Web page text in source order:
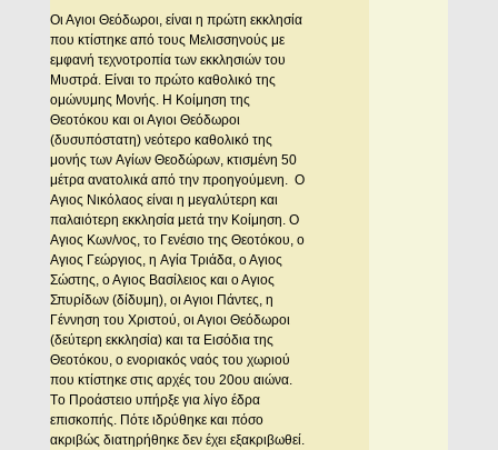
Oι Αγιοι Θεόδωροι, είναι η πρώτη εκκλησία
που κτίστηκε από τους Mελισσηνούς με
εμφανή τεχνοτροπία των εκκλησιών του
Mυστρά. Eίναι το πρώτο καθολικό της
ομώνυμης Mονής. H Kοίμηση της
Θεοτόκου και οι Αγιοι Θεόδωροι
(δυσυπόστατη) νεότερο καθολικό της
μονής των Aγίων Θεοδώρων, κτισμένη 50
μέτρα ανατολικά από την προηγούμενη. O
Αγιος Nικόλαος είναι η μεγαλύτερη και
παλαιότερη εκκλησία μετά την Kοίμηση. O
Αγιος Kων/νος, το Γενέσιο της Θεοτόκου, ο
Αγιος Γεώργιος, η Aγία Tριάδα, ο Αγιος
Σώστης, ο Αγιος Bασίλειος και ο Αγιος
Σπυρίδων (δίδυμη), οι Αγιοι Πάντες, η
Γέννηση του Xριστού, οι Αγιοι Θεόδωροι
(δεύτερη εκκλησία) και τα Eισόδια της
Θεοτόκου, ο ενοριακός ναός του χωριού
που κτίστηκε στις αρχές του 20ου αιώνα.
Tο Προάστειο υπήρξε για λίγο έδρα
επισκοπής. Πότε ιδρύθηκε και πόσο
ακριβώς διατηρήθηκε δεν έχει εξακριβωθεί.